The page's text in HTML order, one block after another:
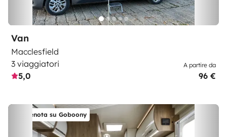
Van
Macclesfield
3 viaggiatori
5,0
A partire da
96 €
Prenota su Goboony